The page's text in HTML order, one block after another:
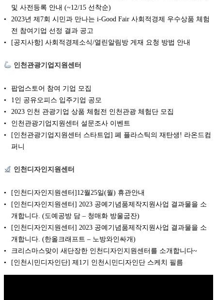
및 사전등록 안내 (~12/15 선착순)
2023년 제7회 시민과 만나는 i-Good Fair 사회적경제 우수상품 체험
전 참여기업 선정 결과 공고
[공지사항] 사회적경제소식/열린알림방 게재 요청 방법 안내
인천관광기업지원센터
팝업스토어 참여 기업 모집
1인 공유오피스 입주기업 공모
2023 인천 관광기업 상품 체험전 인천관광 체험단 모집
인천관광기업지원센터 설문조사 이벤트
[인천관광기업지원센터 스타트업] 폐 플라스틱의 재탄생! 라온드컴
퍼니
인천디자인지원센터
[인천디자인지원센터]12월25일(월) 휴관안내
[인천디자인지원센터] 2023 공예기념품제작지원사업 결과물을 소
개합니다. (도예공방 담 – 청매화 방울굽잔)
[인천디자인지원센터] 2023 공예기념품제작지원사업 결과물을 소
개합니다. (한올크래프트 – 노방와인싸개)
크리스마스맞이 새단장한 인천디자인지원센터를 소개합니다~
[인천시민디자인단] 제1기 인천시민디자인단 스케치 필름